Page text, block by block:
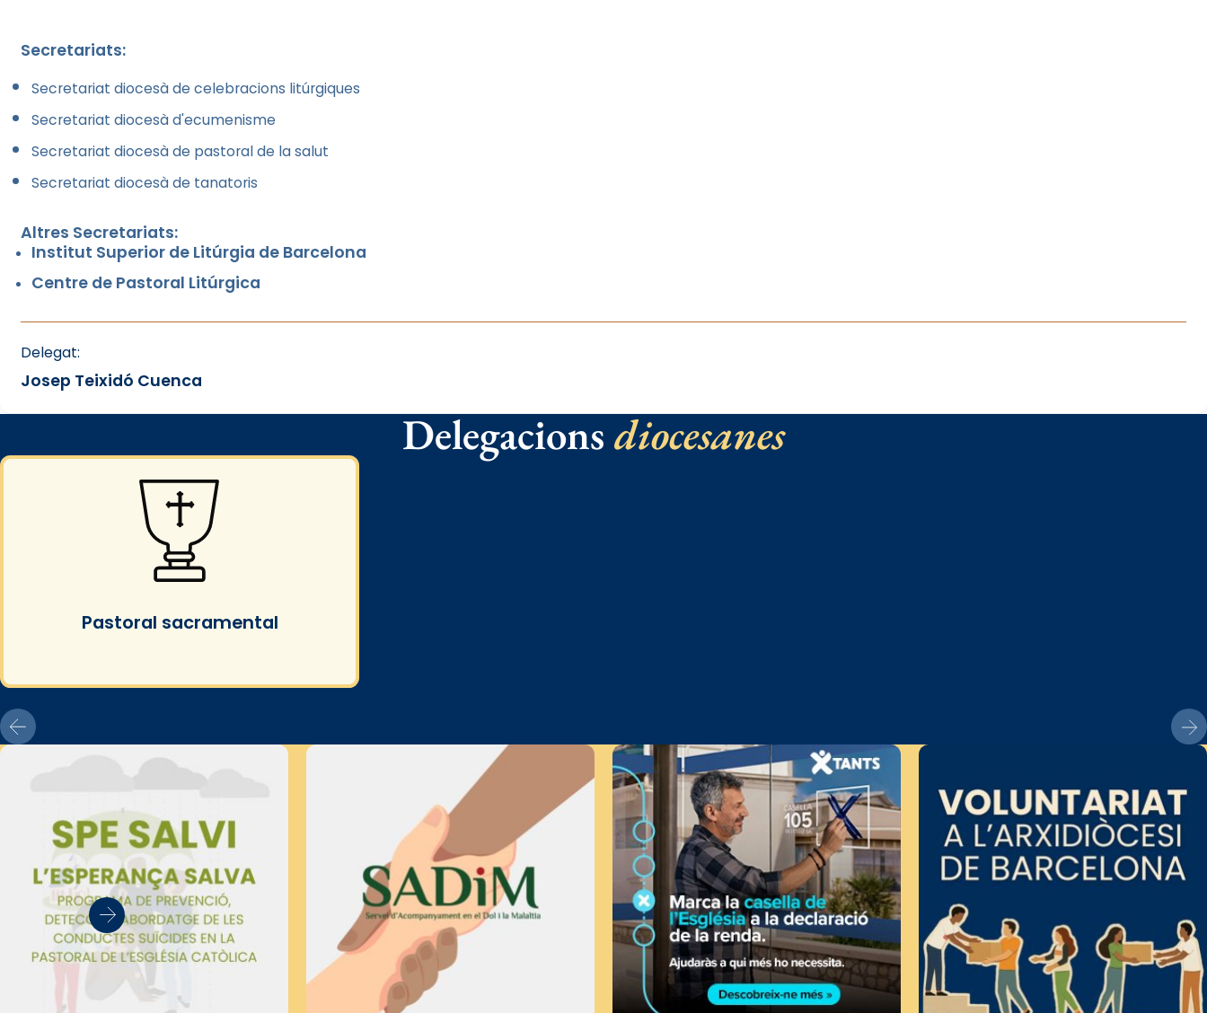
Secretariats:
Secretariat diocesà de celebracions litúrgiques
Secretariat diocesà d'ecumenisme
Secretariat diocesà de pastoral de la salut
Secretariat diocesà de tanatoris
Altres Secretariats:
Institut Superior de Litúrgia de Barcelona
Centre de Pastoral Litúrgica
Delegat:
Josep Teixidó Cuenca
Delegacionsdiocesanes
Pastoral sacramental